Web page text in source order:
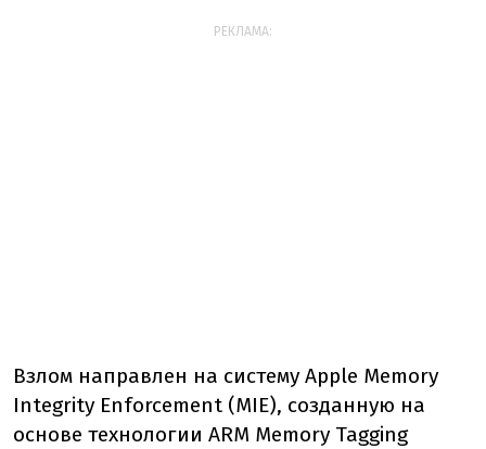
РЕКЛАМА:
Взлом направлен на систему Apple Memory
Integrity Enforcement (MIE), созданную на
основе технологии ARM Memory Tagging